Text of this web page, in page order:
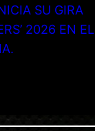
SU GIRA
2026 EN EL